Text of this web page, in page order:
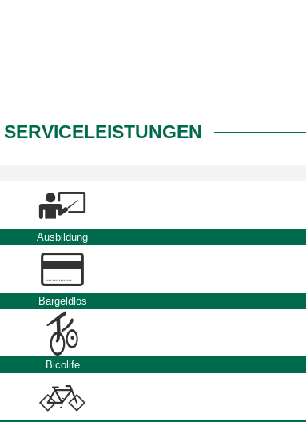
SERVICELEISTUNGEN
Ausbildung
Bargeldlos
Bicolife